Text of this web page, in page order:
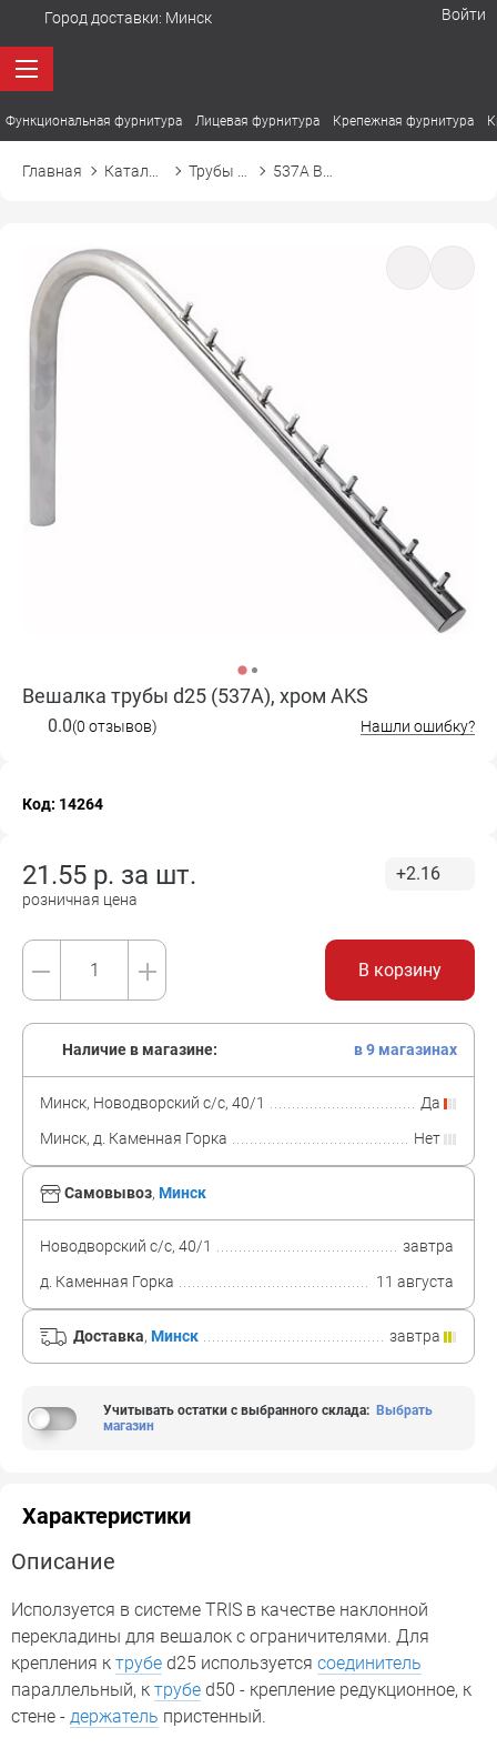
Город доставки: Минск Войти
Функциональная фурнитура Лицевая фурнитура Крепежная фурнитура
Главная
Вешалка трубы d25 (537А), хром AKS
0.0(0 отзывов) Нашли ошибку?
Код: 14264
21.55 р. за шт.
розничная цена
+2.16
В корзину
Самовывоз, Минск
Новодворский с/с, 40/1
завтра
д. Каменная Горка
11 августа
Доставка, Минск завтра
Наличие в магазине: в 9 магазинах
Минск, Новодворский с/с, 40/1
Да
Минск, д. Каменная Горка
Нет
Учитывать остатки с выбранного склада: Выбрать
магазин
Характеристики
Описание
Исползуется в системе TRIS в качестве наклонной
перекладины для вешалок с ограничителями. Для
крепления к трубе d25 используется соединитель
параллельный, к трубе d50 - крепление редукционное, к
стене - держатель пристенный.